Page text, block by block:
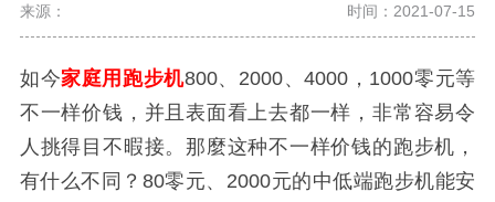
来源： 时间：2021-07-15
如今家庭用跑步机800、2000、4000，1000零元等
不一样价钱，并且表面看上去都一样，非常容易令
人挑得目不暇接。那麼这种不一样价钱的跑步机，
有什么不同？80零元、2000元的中低端跑步机能安